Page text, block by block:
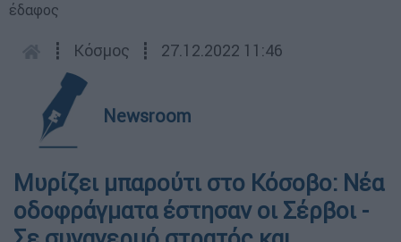
έδαφος
┋ Κόσμος ┋ 27.12.2022 11:46
Newsroom
Μυρίζει μπαρούτι στο Κόσοβο: Νέα
οδοφράγματα έστησαν οι Σέρβοι -